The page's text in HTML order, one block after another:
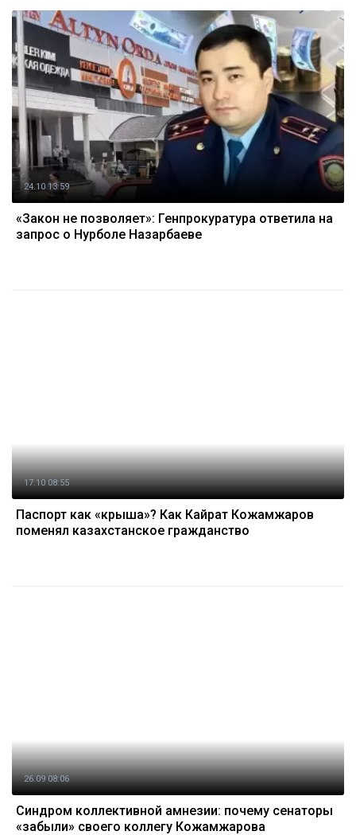
24.10 13:59
«Закон не позволяет»: Генпрокуратура ответила на
запрос о Нурболе Назарбаеве
17.10 08:55
Паспорт как «крыша»? Как Кайрат Кожамжаров
поменял казахстанское гражданство
26.09 08:06
Синдром коллективной амнезии: почему сенаторы
«забыли» своего коллегу Кожамжарова